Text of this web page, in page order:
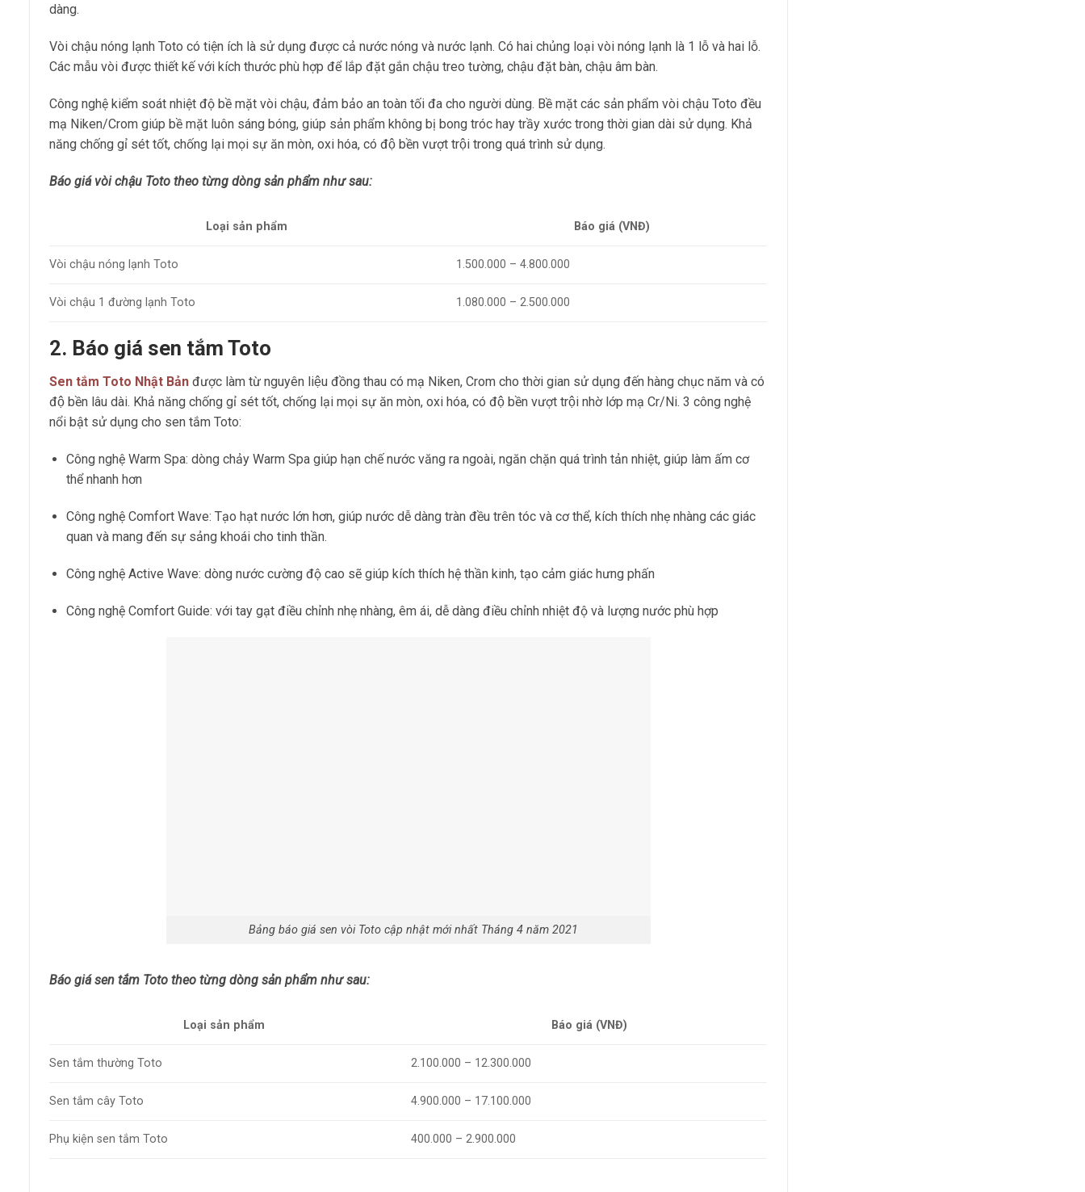
dàng.
Vòi chậu nóng lạnh Toto có tiện ích là sử dụng được cả nước nóng và nước lạnh. Có hai chủng loại vòi nóng lạnh là 1 lỗ và hai lỗ.
Các mẫu vòi được thiết kế với kích thước phù hợp để lắp đặt gắn chậu treo tường, chậu đặt bàn, chậu âm bàn.
Công nghệ kiểm soát nhiệt độ bề mặt vòi chậu, đảm bảo an toàn tối đa cho người dùng. Bề mặt các sản phẩm vòi chậu Toto đều
mạ Niken/Crom giúp bề mặt luôn sáng bóng, giúp sản phẩm không bị bong tróc hay trầy xước trong thời gian dài sử dụng. Khả
năng chống gỉ sét tốt, chống lại mọi sự ăn mòn, oxi hóa, có độ bền vượt trội trong quá trình sử dụng.
Báo giá vòi chậu Toto theo từng dòng sản phẩm như sau:
Loại sản phẩm Báo giá (VNĐ)
Vòi chậu nóng lạnh Toto 1.500.000 – 4.800.000
Vòi chậu 1 đường lạnh Toto 1.080.000 – 2.500.000
2. Báo giá sen tắm Toto
Sen tắm Toto Nhật Bản được làm từ nguyên liệu đồng thau có mạ Niken, Crom cho thời gian sử dụng đến hàng chục năm và có
độ bền lâu dài. Khả năng chống gỉ sét tốt, chống lại mọi sự ăn mòn, oxi hóa, có độ bền vượt trội nhờ lớp mạ Cr/Ni. 3 công nghệ
nổi bật sử dụng cho sen tắm Toto:
Công nghệ Warm Spa: dòng chảy Warm Spa giúp hạn chế nước văng ra ngoài, ngăn chặn quá trình tản nhiệt, giúp làm ấm cơ
thể nhanh hơn
Công nghệ Comfort Wave: Tạo hạt nước lớn hơn, giúp nước dễ dàng tràn đều trên tóc và cơ thể, kích thích nhẹ nhàng các giác
quan và mang đến sự sảng khoái cho tinh thần.
Công nghệ Active Wave: dòng nước cường độ cao sẽ giúp kích thích hệ thần kinh, tạo cảm giác hưng phấn
Công nghệ Comfort Guide: với tay gạt điều chỉnh nhẹ nhàng, êm ái, dễ dàng điều chỉnh nhiệt độ và lượng nước phù hợp
Bảng báo giá sen vòi Toto cập nhật mới nhất Tháng 4 năm 2021
Báo giá sen tắm Toto theo từng dòng sản phẩm như sau:
Loại sản phẩm Báo giá (VNĐ)
Sen tắm thường Toto 2.100.000 – 12.300.000
Sen tắm cây Toto 4.900.000 – 17.100.000
Phụ kiện sen tắm Toto 400.000 – 2.900.000